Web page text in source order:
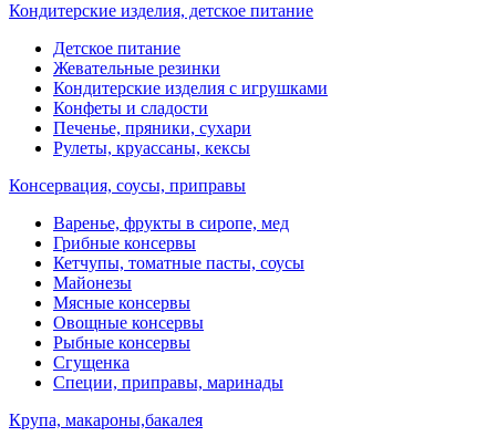
Кондитерские изделия, детское питание
Детское питание
Жевательные резинки
Кондитерские изделия с игрушками
Конфеты и сладости
Печенье, пряники, сухари
Рулеты, круассаны, кексы
Консервация, соусы, приправы
Варенье, фрукты в сиропе, мед
Грибные консервы
Кетчупы, томатные пасты, соусы
Майонезы
Мясные консервы
Овощные консервы
Рыбные консервы
Сгущенка
Специи, приправы, маринады
Крупа, макароны,бакалея